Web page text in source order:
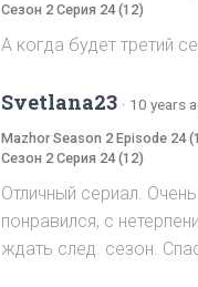
Сезон 2 Серия 24 (12)
А когда будет третий
Svetlana23 · 10 years
Mazhor Season 2 Episode 24
Сезон 2 Серия 24 (12)
Отличный сериал. Очень
понравился, с
ждать след. сезон.